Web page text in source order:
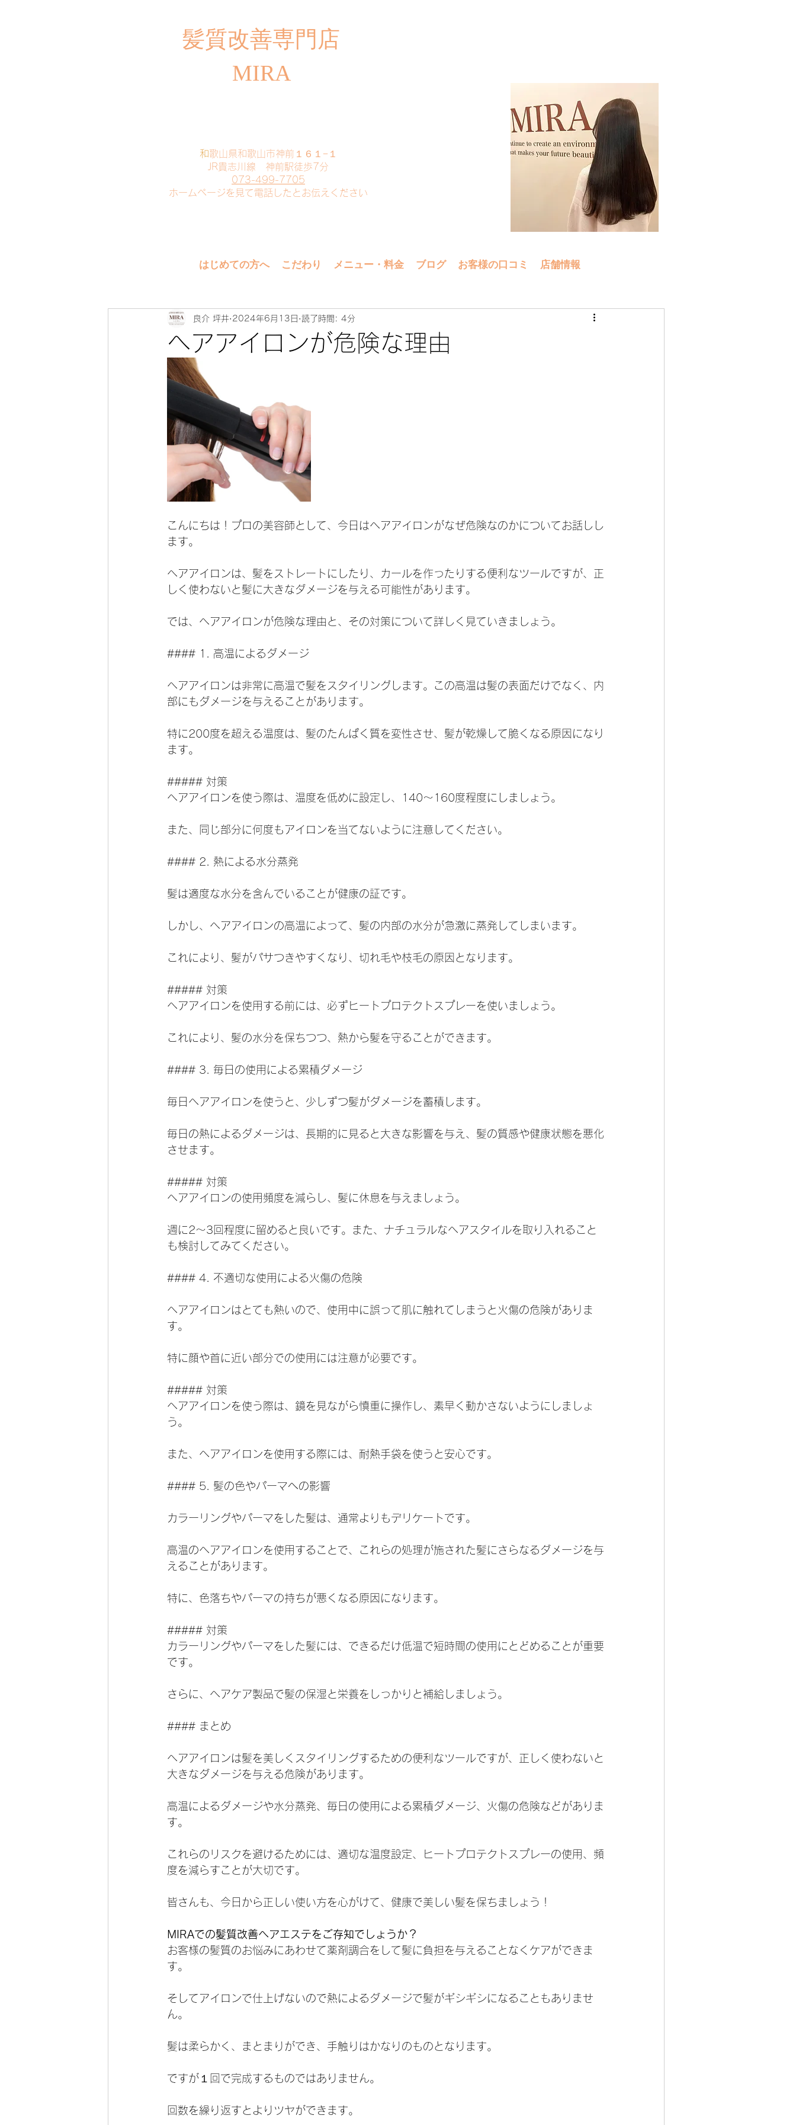
​髪質改善専門店
MIRA
​和歌山県和歌山市神前１６１−１
JR貴志川線 神前駅徒歩7分
073-499-7705
​ホームページを見て電話したとお伝えください
はじめての方へ こだわり メニュー・料金 ブログ お客様の口コミ 店舗情報
ヘアアイロンが危険な理由
良介 坪井 2024年6月13日 読了時間: 4分
こんにちは！プロの美容師として、今日はヘアアイロンがなぜ危険なのかについてお話しし
ます。
ヘアアイロンは、髪をストレートにしたり、カールを作ったりする便利なツールですが、正
しく使わないと髪に大きなダメージを与える可能性があります。
では、ヘアアイロンが危険な理由と、その対策について詳しく見ていきましょう。
#### 1. 高温によるダメージ
ヘアアイロンは非常に高温で髪をスタイリングします。この高温は髪の表面だけでなく、内
部にもダメージを与えることがあります。
特に200度を超える温度は、髪のたんぱく質を変性させ、髪が乾燥して脆くなる原因になり
ます。
##### 対策
ヘアアイロンを使う際は、温度を低めに設定し、140〜160度程度にしましょう。
また、同じ部分に何度もアイロンを当てないように注意してください。
#### 2. 熱による水分蒸発
髪は適度な水分を含んでいることが健康の証です。
しかし、ヘアアイロンの高温によって、髪の内部の水分が急激に蒸発してしまいます。
これにより、髪がパサつきやすくなり、切れ毛や枝毛の原因となります。
##### 対策
ヘアアイロンを使用する前には、必ずヒートプロテクトスプレーを使いましょう。
これにより、髪の水分を保ちつつ、熱から髪を守ることができます。
#### 3. 毎日の使用による累積ダメージ
毎日ヘアアイロンを使うと、少しずつ髪がダメージを蓄積します。
毎日の熱によるダメージは、長期的に見ると大きな影響を与え、髪の質感や健康状態を悪化
させます。
##### 対策
ヘアアイロンの使用頻度を減らし、髪に休息を与えましょう。
週に2～3回程度に留めると良いです。また、ナチュラルなヘアスタイルを取り入れること
も検討してみてください。
#### 4. 不適切な使用による火傷の危険
ヘアアイロンはとても熱いので、使用中に誤って肌に触れてしまうと火傷の危険がありま
す。
特に顔や首に近い部分での使用には注意が必要です。
##### 対策
ヘアアイロンを使う際は、鏡を見ながら慎重に操作し、素早く動かさないようにしましょ
う。
また、ヘアアイロンを使用する際には、耐熱手袋を使うと安心です。
#### 5. 髪の色やパーマへの影響
カラーリングやパーマをした髪は、通常よりもデリケートです。
高温のヘアアイロンを使用することで、これらの処理が施された髪にさらなるダメージを与
えることがあります。
特に、色落ちやパーマの持ちが悪くなる原因になります。
##### 対策
カラーリングやパーマをした髪には、できるだけ低温で短時間の使用にとどめることが重要
です。
さらに、ヘアケア製品で髪の保湿と栄養をしっかりと補給しましょう。
#### まとめ
ヘアアイロンは髪を美しくスタイリングするための便利なツールですが、正しく使わないと
大きなダメージを与える危険があります。
高温によるダメージや水分蒸発、毎日の使用による累積ダメージ、火傷の危険などがありま
す。
これらのリスクを避けるためには、適切な温度設定、ヒートプロテクトスプレーの使用、頻
度を減らすことが大切です。
皆さんも、今日から正しい使い方を心がけて、健康で美しい髪を保ちましょう！
MIRAでの髪質改善ヘアエステをご存知でしょうか？
お客様の髪質のお悩みにあわせて薬剤調合をして髪に負担を与えることなくケアができま
す。
そしてアイロンで仕上げないので熱によるダメージで髪がギシギシになることもありませ
ん。
髪は柔らかく、まとまりができ、手触りはかなりのものとなります。
ですが１回で完成するものではありません。
回数を繰り返すとよりツヤができます。